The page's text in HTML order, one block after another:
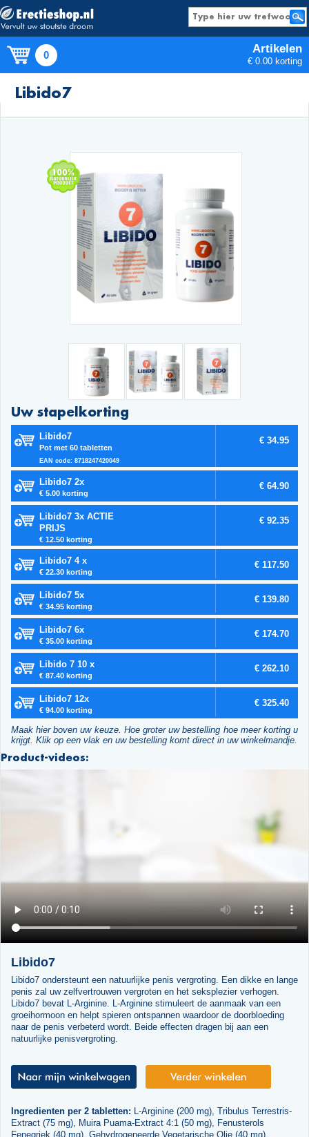
0 Artikelen
€ 0.00 korting
Libido7
Uw stapelkorting
Libido7
Pot met 60 tabletten
EAN code: 8718247420049
€ 34.95
Libido7 2x
€ 5.00 korting
€ 64.90
Libido7 3x ACTIE
PRIJS
€ 12.50 korting
€ 92.35
Libido7 4 x
€ 22.30 korting
€ 117.50
Libido7 5x
€ 34.95 korting
€ 139.80
Libido7 6x
€ 35.00 korting
€ 174.70
Libido 7 10 x
€ 87.40 korting
€ 262.10
Libido7 12x
€ 94.00 korting
€ 325.40
Maak hier boven uw keuze. Hoe groter uw bestelling hoe meer korting u
krijgt. Klik op een vlak en uw bestelling komt direct in uw winkelmandje.
Product-videos:
Libido7
Libido7 ondersteunt een natuurlijke penis vergroting. Een dikke en lange
penis zal uw zelfvertrouwen vergroten en het seksplezier verhogen.
Libido7 bevat L-Arginine. L-Arginine stimuleert de aanmaak van een
groeihormoon en helpt spieren ontspannen waardoor de doorbloeding
naar de penis verbeterd wordt. Beide effecten dragen bij aan een
natuurlijke penisvergroting.
Ingredienten per 2 tabletten: L-Arginine (200 mg), Tribulus Terrestris-
Extract (75 mg), Muira Puama-Extract 4:1 (50 mg), Fenusterols
Fenegriek (40 mg), Gehydrogeneerde Vegetarische Olie (40 mg),